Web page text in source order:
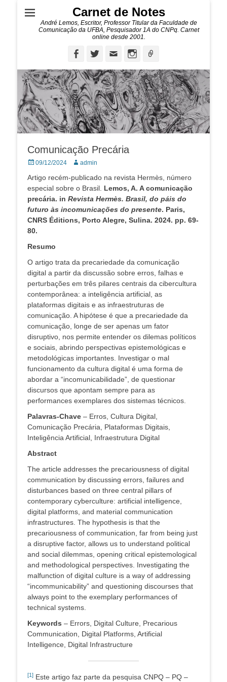
Carnet de Notes
André Lemos, Escritor, Professor Titular da Faculdade de
Comunicação da UFBA, Pesquisador 1A do CNPq. Carnet
online desde 2001.
FacebookTwitterEmail Instagram
Comunicação Precária
Posted
09/12/2024 Autor:admin
Artigo recém-publicado na revista Hermès, número
especial sobre o Brasil. Lemos, A. A comunicação
precária. in Revista Hermès. Brasil, do páis do
futuro às incomunicações do presente. Paris,
CNRS Éditions, Porto Alegre, Sulina. 2024. pp. 69-
80.
Resumo
O artigo trata da precariedade da comunicação
digital a partir da discussão sobre erros, falhas e
perturbações em três pilares centrais da cibercultura
contemporânea: a inteligência artificial, as
plataformas digitais e as infraestruturas de
comunicação. A hipótese é que a precariedade da
comunicação, longe de ser apenas um fator
disruptivo, nos permite entender os dilemas políticos
e sociais, abrindo perspectivas epistemológicas e
metodológicas importantes. Investigar o mal
funcionamento da cultura digital é uma forma de
abordar a “incomunicabilidade”, de questionar
discursos que apontam sempre para as
performances exemplares dos sistemas técnicos.
Palavras-Chave – Erros, Cultura Digital,
Comunicação Precária, Plataformas Digitais,
Inteligência Artificial, Infraestrutura Digital
Abstract
The article addresses the precariousness of digital
communication by discussing errors, failures and
disturbances based on three central pillars of
contemporary cyberculture: artificial intelligence,
digital platforms, and material communication
infrastructures. The hypothesis is that the
precariousness of communication, far from being just
a disruptive factor, allows us to understand political
and social dilemmas, opening critical epistemological
and methodological perspectives. Investigating the
malfunction of digital culture is a way of addressing
“incommunicability” and questioning discourses that
always point to the exemplary performances of
technical systems.
Keywords – Errors, Digital Culture, Precarious
Communication, Digital Platforms, Artificial
Intelligence, Digital Infrastructure
[1] Este artigo faz parte da pesquisa CNPQ – PQ –